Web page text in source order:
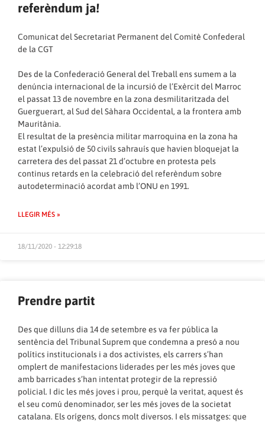
referèndum ja!
Comunicat del Secretariat Permanent del Comitè Confederal
de la CGT
Des de la Confederació General del Treball ens sumem a la
denúncia internacional de la incursió de l’Exèrcit del Marroc
el passat 13 de novembre en la zona desmilitaritzada del
Guerguerart, al Sud del Sàhara Occidental, a la frontera amb
Mauritània.
El resultat de la presència militar marroquina en la zona ha
estat l’expulsió de 50 civils sahrauís que havien bloquejat la
carretera des del passat 21 d’octubre en protesta pels
continus retards en la celebració del referèndum sobre
autodeterminació acordat amb l’ONU en 1991.
LLEGIR MÉS »
18/11/2020 - 12:29:18
Prendre partit
Des que dilluns dia 14 de setembre es va fer pública la
sentència del Tribunal Suprem que condemna a presó a nou
polítics institucionals i a dos activistes, els carrers s’han
omplert de manifestacions liderades per les més joves que
amb barricades s’han intentat protegir de la repressió
policial. I dic les més joves i prou, perquè la veritat, aquest és
el seu comú denominador, ser les més joves de la societat
catalana. Els orígens, doncs molt diversos. I els missatges: que